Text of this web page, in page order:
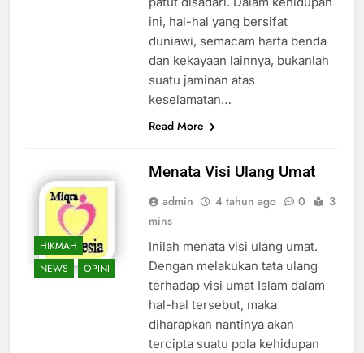
ini, hal-hal yang bersifat
duniawi, semacam harta benda
dan kekayaan lainnya, bukanlah
suatu jaminan atas
keselamatan…
Read More
HIKMAH
NEWS
OPINI
Menata Visi Ulang Umat
admin 4 tahun ago 0
3
mins
Inilah menata visi ulang umat.
Dengan melakukan tata ulang
terhadap visi umat Islam dalam
hal-hal tersebut, maka
diharapkan nantinya akan
tercipta suatu pola kehidupan